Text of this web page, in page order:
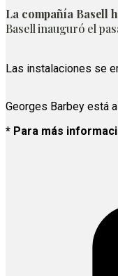
La compañía Basell
Basell inauguró el
Las instalaciones se
Georges Barbey está
* Para más